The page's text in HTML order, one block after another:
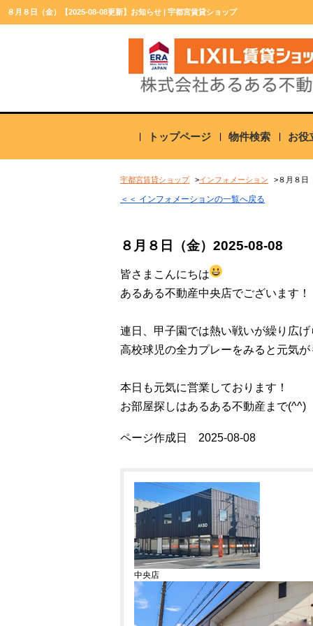
８月８日（金）【2025-08-08更新】お知らせ | 宇都宮賃貸ショップ
トップページ 物件検索 お役
宇都宮賃貸ショップ インフォメーション ８月８日
＜＜ インフォメーションの一覧へ戻る
８月８日（金） 2025-08-08
皆さまこんにちは
あるある不動産中央店でございます！
連日、甲子園では熱い戦いが繰り広
高校球児の全力プレーをみると元気
本日も元気に営業しております！
お部屋探しはあるある不動産まで(^^)
ページ作成日 2025-08-08
中央店